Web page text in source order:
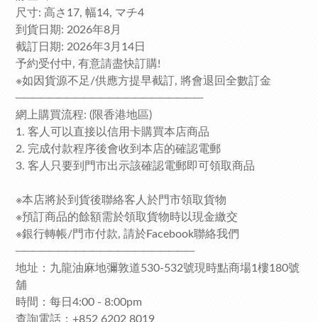
尺寸: 高さ17, 幅14, マチ4
到貨日期: 2026年8月
截訂日期: 2026年3月14日
予約受付中, 有意請盡快訂購!
※如因貨源不足/供應方提早截訂, 將會退回全數訂金
──────────────────────
網上購買流程: (限香港地區)
1. 客人可以直接以信用卡購買本店商品
2. 完成付款程序後會收到本店的確認電郵
3. 客人只要到門市出示該確認電郵即可領取商品
※本店將於到貨後聯絡客人於門市領取貨物
※預訂商品的餘額需於領取貨物時以現金繳交
※銀行轉帳/門市付款, 請於Facebook聯絡我們
─────────────────────
地址：九龍油麻地彌敦道530-532號現時點商場1樓180號
舖
時間：每日4:00 - 8:00pm
查詢電話：+852 6202 8019